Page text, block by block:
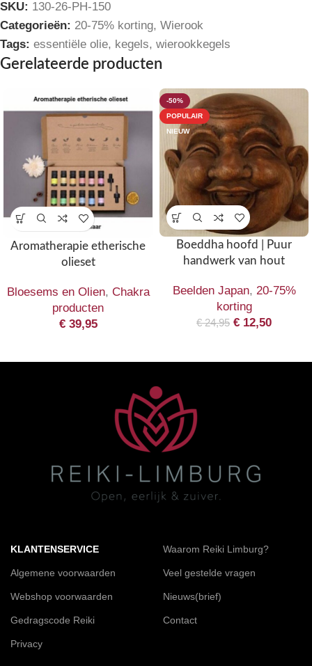
SKU: 130-26-PH-150
Categorieën: 20-75% korting, Wierook
Tags: essentiële olie, kegels, wierookkegels
Gerelateerde producten
Aromatherapie etherische
olieset
Bloesems en Olien, Chakra
producten
€39,95
-50%
POPULAIR
NIEUW
Boeddha hoofd | Puur
handwerk van hout
Beelden Japan, 20-75%
korting
€24,95 € 12,50
KLANTENSERVICE
Algemene voorwaarden
Webshop voorwaarden
Gedragscode Reiki
Privacy
Waarom Reiki Limburg?
Veel gestelde vragen
Nieuws(brief)
Contact